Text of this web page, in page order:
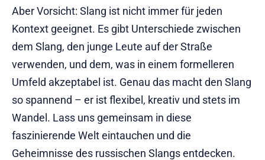
Aber Vorsicht: Slang ist nicht immer für jeden
Kontext geeignet. Es gibt Unterschiede zwischen
dem Slang, den junge Leute auf der Straße
verwenden, und dem, was in einem formelleren
Umfeld akzeptabel ist. Genau das macht den Slang
so spannend – er ist flexibel, kreativ und stets im
Wandel. Lass uns gemeinsam in diese
faszinierende Welt eintauchen und die
Geheimnisse des russischen Slangs entdecken.